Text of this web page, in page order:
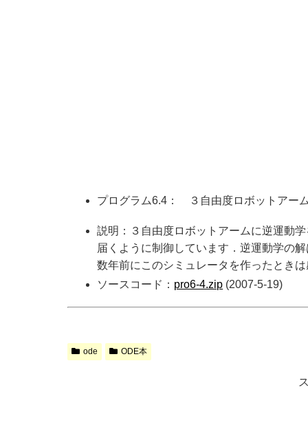
プログラム6.4： ３自由度ロボットアー
説明：３自由度ロボットアームに逆運動
届くように制御しています．逆運動学の
数年前にこのシミュレータを作ったときは
ソースコード： pro6-4.zip (2007-5-19)
ode ODE本